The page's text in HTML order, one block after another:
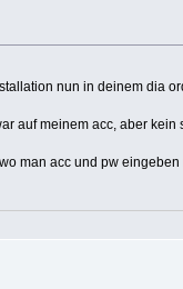
nun in deinem dia
auf meinem acc, aber
man acc und pw